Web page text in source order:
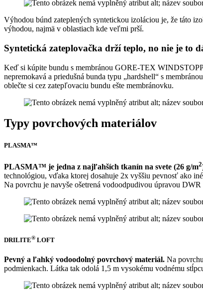
Výhodou búnd zateplených syntetickou izoláciou je, že táto
výhodou, najmä v oblastiach kde veľmi prší.
Syntetická zateplovačka drží teplo, no nie je to
Keď si kúpite bundu s membránou GORE-TEX
nepremokavá a priedušná bunda typu „hardshell“ s
oblečte si cez zatepľovaciu bundu ešte membránovku.
Typy povrchových materiálov
PLASMA™
PLASMA™ je jedna z najľahších tkanín na svete (26 g/m2
technológiou, vďaka ktorej dosahuje 2x vyššiu pevnosť ako
Na povrchu je navyše ošetrená vodoodpudivou úpravou
DRILITE® LOFT
Pevný a ľahký vodoodolný povrchový materiál. Na
podmienkach. Látka tak odolá 1,5 m vysokému vodnému